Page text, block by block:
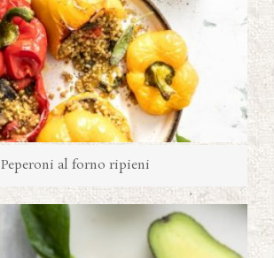
Peperoni al forno ripieni